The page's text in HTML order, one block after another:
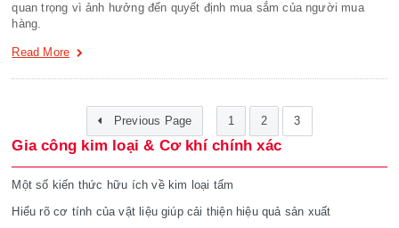
quan trọng vì ảnh hưởng đến quyết định mua sắm của người mua
hàng.
Read More
Previous Page 1 2 3
Gia công kim loại & Cơ khí chính xác
Một số kiến thức hữu ích về kim loại tấm
Hiểu rõ cơ tính của vật liệu giúp cải thiện hiệu quả sản xuất